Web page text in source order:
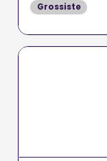
Grossiste